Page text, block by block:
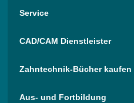
Service
CAD/CAM Dienstleister
Zahntechnik-Bücher kaufen
Aus- und Fortbildung